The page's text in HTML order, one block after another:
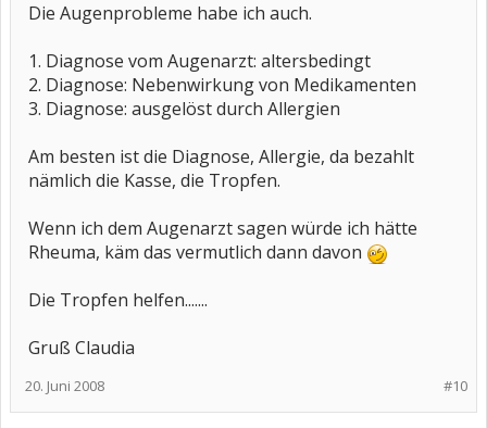
Die Augenprobleme habe ich auch.
1. Diagnose vom Augenarzt: altersbedingt
2. Diagnose: Nebenwirkung von Medikamenten
3. Diagnose: ausgelöst durch Allergien
Am besten ist die Diagnose, Allergie, da bezahlt
nämlich die Kasse, die Tropfen.
Wenn ich dem Augenarzt sagen würde ich hätte
Rheuma, käm das vermutlich dann davon
Die Tropfen helfen.......
Gruß Claudia
#10
20. Juni 2008